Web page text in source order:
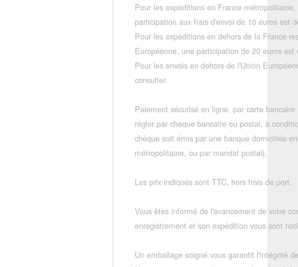
Pour les expéditions en France métropolitaine,
participation aux frais d'envoi de 10 euros est
Pour les expéditions en dehors de la France
Européenne, une participation de 20 euros est
Pour les envois en dehors de l'Union
consulter.
Paiement sécurisé en ligne, par carte
régler par chèque bancaire ou postal, à
chèque soit émis par une banque domiciliée
métropolitaine, ou par mandat postal),
Les prix indiqués sont TTC, hors frais de port,
Vous êtes informé de l'avancement de votre
enregistrement et son expédition vous sont
Un emballage soigné vous garantit l'intégrité